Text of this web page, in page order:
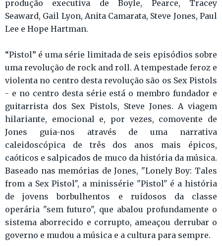
produção executiva de Boyle, Pearce, Tracey
Seaward, Gail Lyon, Anita Camarata, Steve Jones, Paul
Lee e Hope Hartman.
“Pistol” é uma série limitada de seis episódios sobre
uma revolução de rock and roll. A tempestade feroz e
violenta no centro desta revolução são os Sex Pistols
- e no centro desta série está o membro fundador e
guitarrista dos Sex Pistols, Steve Jones. A viagem
hilariante, emocional e, por vezes, comovente de
Jones guia-nos através de uma narrativa
caleidoscópica de três dos anos mais épicos,
caóticos e salpicados de muco da história da música.
Baseado nas memórias de Jones, "Lonely Boy: Tales
from a Sex Pistol", a minissérie "Pistol" é a história
de jovens borbulhentos e ruidosos da classe
operária "sem futuro", que abalou profundamente o
sistema aborrecido e corrupto, ameaçou derrubar o
governo e mudou a música e a cultura para sempre.